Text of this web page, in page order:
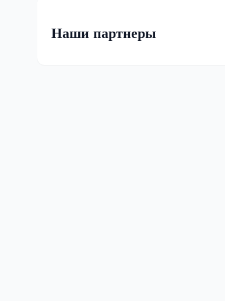
Наши партнеры